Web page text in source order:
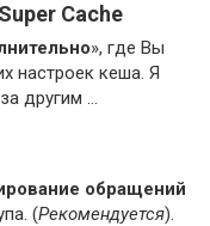
Cache
», где Вы
настроек кеша. Я
другим …
обращений
(Рекомендуется).